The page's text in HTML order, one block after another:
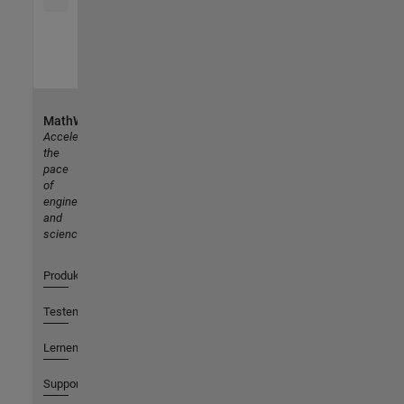
MathWorks
Accelerating
the
pace
of
engineering
and
science
Produkte
Testen oder Kaufen
Lernen
Support